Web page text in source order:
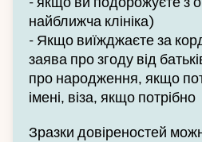
найближча клініка)
- Якщо виїжджаєте за
заява про згоду від
про народження, якщо
імені, віза, якщо потрібно
Зразки довіреностей